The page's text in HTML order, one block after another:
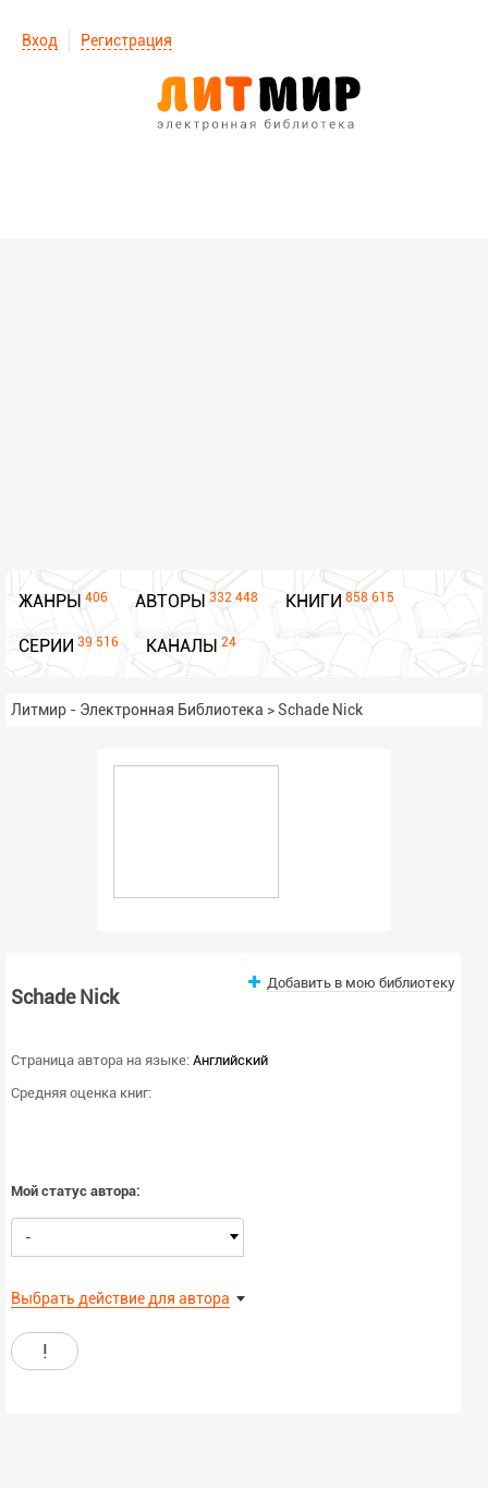
Вход Регистрация
ЖАНРЫ 406 АВТОРЫ 332 448 КНИГИ 858 615
СЕРИИ 39 516 КАНАЛЫ 24
Литмир - Электронная Библиотека >Schade Nick
Schade Nick
Добавить в мою библиотеку
Страница автора на языке: Английский
Средняя оценка книг:
Мой статус автора:
-
Выбрать действие для автора
!